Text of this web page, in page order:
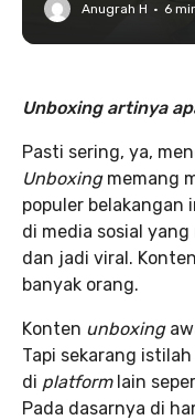
Anugrah H · 6
Unboxing artinya
Pasti sering, ya,
Unboxingmemang
populer belakangan
di media sosial
dan jadi viral. Konten
banyak orang.
Konten unboxing
Tapi sekarang
di platformlain
Pada dasarnya di